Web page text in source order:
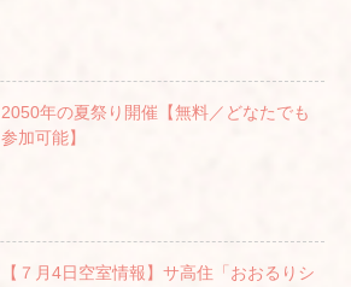
2050年の夏祭り開催【無料／どなたでも
参加可能】
【７月4日空室情報】サ高住「おおるりシ